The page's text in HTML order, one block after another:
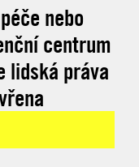
nebo
centrum
lidská práva